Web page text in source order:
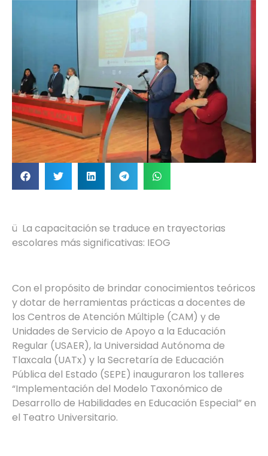
ü La capacitación se traduce en trayectorias
escolares más significativas: IEOG
Con el propósito de brindar conocimientos teóricos
y dotar de herramientas prácticas a docentes de
los Centros de Atención Múltiple (CAM) y de
Unidades de Servicio de Apoyo a la Educación
Regular (USAER), la Universidad Autónoma de
Tlaxcala (UATx) y la Secretaría de Educación
Pública del Estado (SEPE) inauguraron los talleres
“Implementación del Modelo Taxonómico de
Desarrollo de Habilidades en Educación Especial” en
el Teatro Universitario.